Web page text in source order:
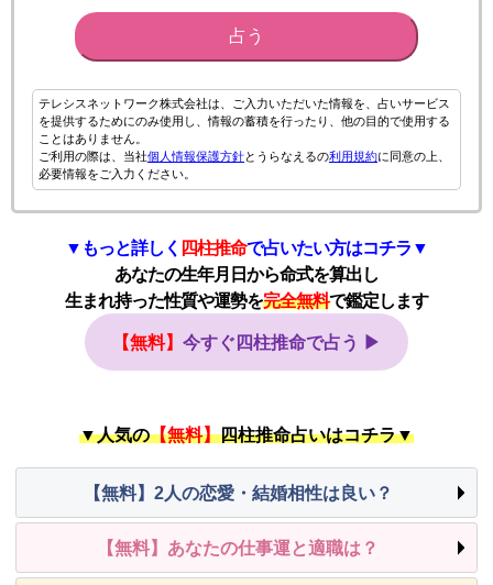
占う
テレシスネットワーク株式会社は、ご入力いただいた情報を、占いサービス
を提供するためにのみ使用し、情報の蓄積を行ったり、他の目的で使用する
ことはありません。
ご利用の際は、当社個人情報保護方針とうらなえるの利用規約に同意の上、
必要情報をご入力ください。
▼もっと詳しく 四柱推命で占いたい方はコチラ▼
あなたの生年月日から命式を算出し
生まれ持った性質や運勢を完全無料で鑑定します
【無料】 今すぐ四柱推命で占う ▶
▼人気の【無料】四柱推命占いはコチラ▼
【無料】2人の恋愛・結婚相性は良い？
【無料】あなたの仕事運と適職は？